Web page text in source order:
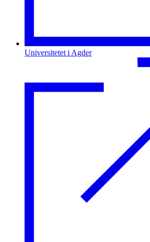
Universitetet i Agder